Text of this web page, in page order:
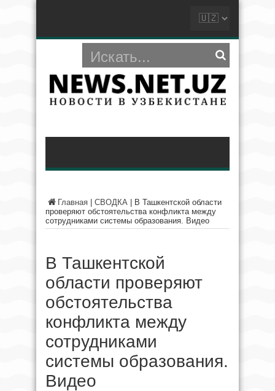
Главная СВОДКА
В Ташкентской области
проверяют обстоятельства конфликта между
сотрудниками системы образования. Видео
В Ташкентской
области проверяют
обстоятельства
конфликта между
сотрудниками
системы образования.
Видео